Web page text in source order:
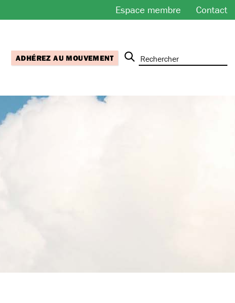
Espace membre Contact
ADHÉREZ AU MOUVEMENT